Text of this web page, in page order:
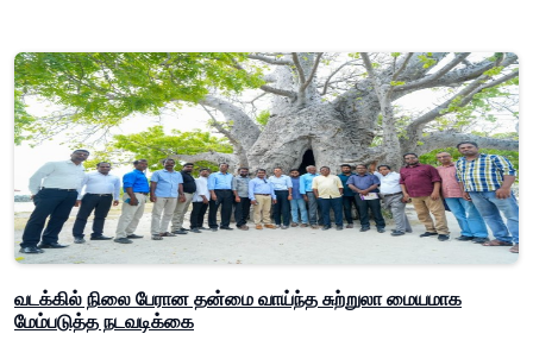
வடக்கில் நிலை பேரான தன்மை வாய்ந்த சுற்றுலா மையமாக
மேம்படுத்த நடவடிக்கை